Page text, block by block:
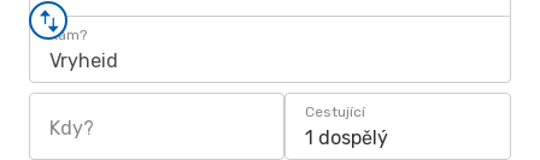
Kam?
Vryheid
Kdy?
Cestující
1 dospělý